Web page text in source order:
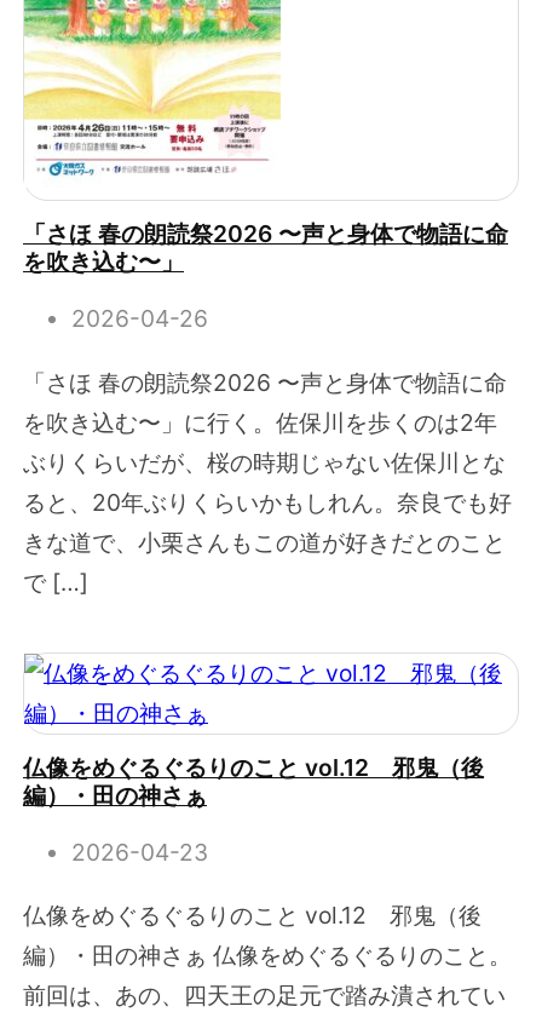
「さほ 春の朗読祭2026 〜声と身体で物語に命
を吹き込む〜」
2026-04-26
「さほ 春の朗読祭2026 〜声と身体で物語に命
を吹き込む〜」に行く。佐保川を歩くのは2年
ぶりくらいだが、桜の時期じゃない佐保川とな
ると、20年ぶりくらいかもしれん。奈良でも好
きな道で、小栗さんもこの道が好きだとのこと
で […]
仏像をめぐるぐるりのこと vol.12 邪鬼（後
編）・田の神さぁ
2026-04-23
仏像をめぐるぐるりのこと vol.12 邪鬼（後
編）・田の神さぁ 仏像をめぐるぐるりのこと。
前回は、あの、四天王の足元で踏み潰されてい